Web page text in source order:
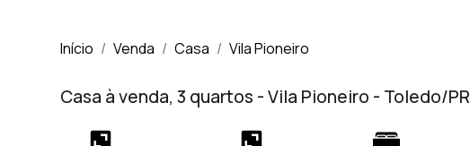
Início Venda Casa Vila Pioneiro
Casa à venda, 3 quartos - Vila Pioneiro - Toledo/PR